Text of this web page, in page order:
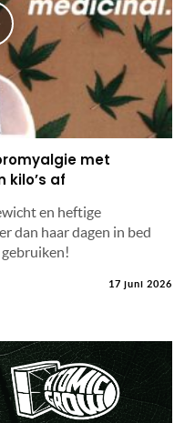
met
af
en heftige
dan haar dagen in bed
17 juni 2026